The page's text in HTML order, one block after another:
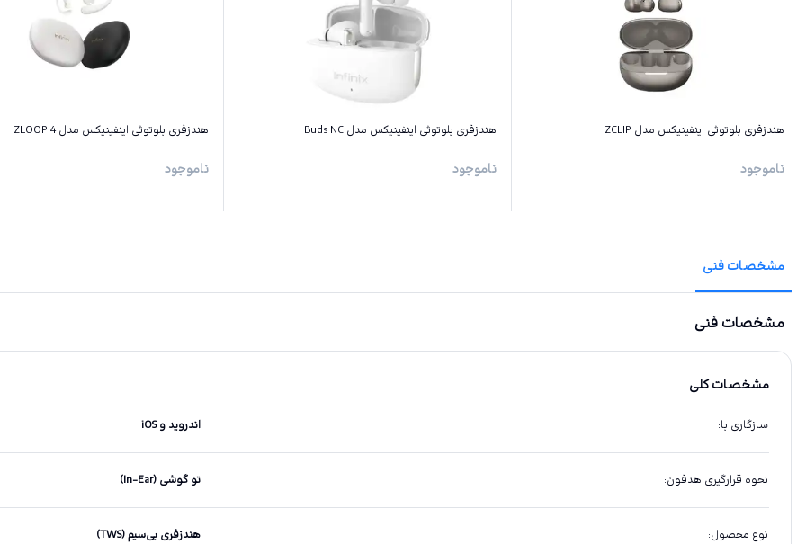
هندزفری بلوتوثی اینفینیکس مدل ZCLIP
ناموجود
هندزفری بلوتوثی اینفینیکس مدل Buds NC
ناموجود
هندزفری بلوتوثی اینفینیکس مدل ZLOOP 4
ناموجود
مشخصات فنی
مشخصات فنی
مشخصات کلی
سازگاری با: اندروید و iOS
نحوه قرارگیری هدفون: تو گوشی (In-Ear)
نوع محصول: هندزفری بی‌سیم (TWS)